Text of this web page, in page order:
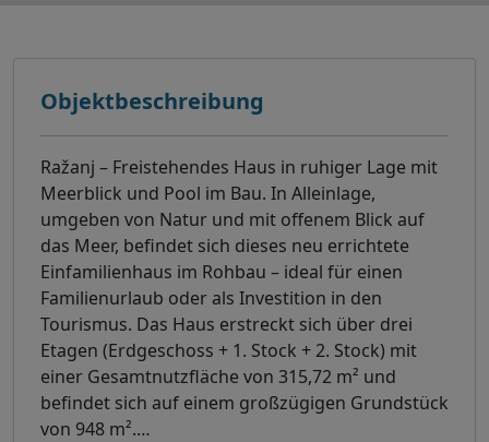
Objektbeschreibung
Ražanj – Freistehendes Haus in ruhiger Lage mit
Meerblick und Pool im Bau. In Alleinlage,
umgeben von Natur und mit offenem Blick auf
das Meer, befindet sich dieses neu errichtete
Einfamilienhaus im Rohbau – ideal für einen
Familienurlaub oder als Investition in den
Tourismus. Das Haus erstreckt sich über drei
Etagen (Erdgeschoss + 1. Stock + 2. Stock) mit
einer Gesamtnutzfläche von 315,72 m² und
befindet sich auf einem großzügigen Grundstück
von 948 m².…